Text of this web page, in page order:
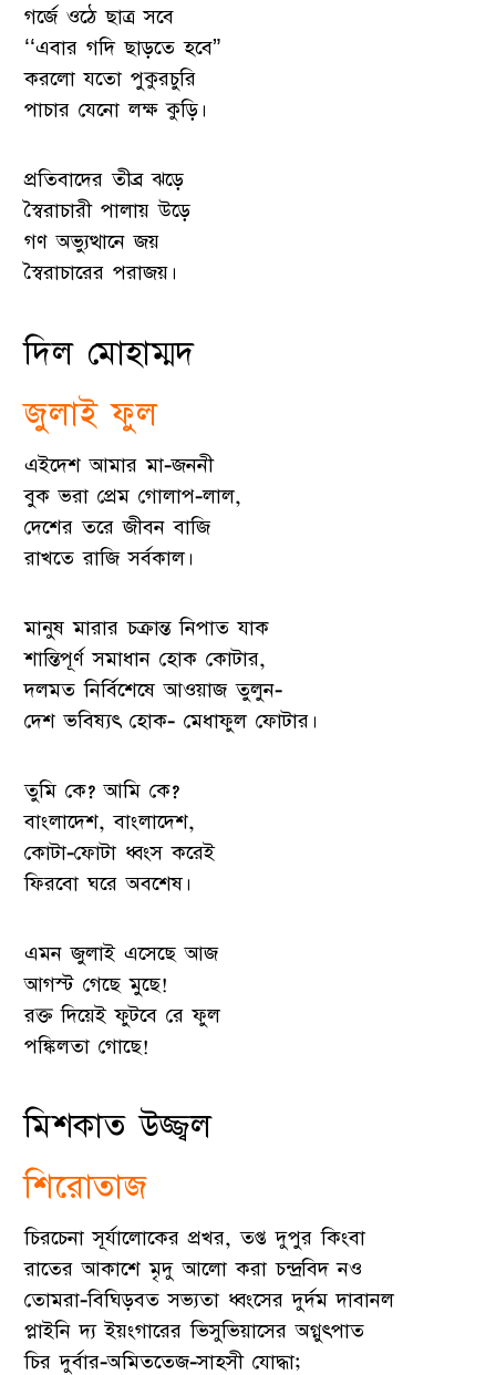
গর্জে ওঠে ছাত্র সবে
‘‘এবার গদি ছাড়তে হবে”
করলো যতো পুকুরচুরি
পাচার যেনো লক্ষ কুড়ি।
প্রতিবাদের তীব্র ঝড়ে
স্বৈরাচারী পালায় উড়ে
গণ অভ্যুত্থানে জয়
স্বৈরাচারের পরাজয়।
দিল মোহাম্মদ
জুলাই ফুল
এইদেশ আমার মা-জননী
বুক ভরা প্রেম গোলাপ-লাল,
দেশের তরে জীবন বাজি
রাখতে রাজি সর্বকাল।
মানুষ মারার চক্রান্ত নিপাত যাক
শান্তিপূর্ণ সমাধান হোক কোটার,
দলমত নির্বিশেষে আওয়াজ তুলুন-
দেশ ভবিষ্যৎ হোক- মেধাফুল ফোটার।
তুমি কে? আমি কে?
বাংলাদেশ, বাংলাদেশ,
কোটা-ফোটা ধ্বংস করেই
ফিরবো ঘরে অবশেষ।
এমন জুলাই এসেছে আজ
আগস্ট গেছে মুছে!
রক্ত দিয়েই ফুটবে রে ফুল
পঙ্কিলতা গোছে!
মিশকাত উজ্জ্বল
শিরোতাজ
চিরচেনা সূর্যালোকের প্রখর, তপ্ত দুপুর কিংবা
রাতের আকাশে মৃদু আলো করা চন্দ্রবিদ নও
তোমরা-বিঘিড়বত সভ্যতা ধ্বংসের দুর্দম দাবানল
প্লাইনি দ্য ইয়ংগারের ভিসুভিয়াসের অগ্নুৎপাত
চির দুর্বার-অমিততেজ-সাহসী যোদ্ধা;